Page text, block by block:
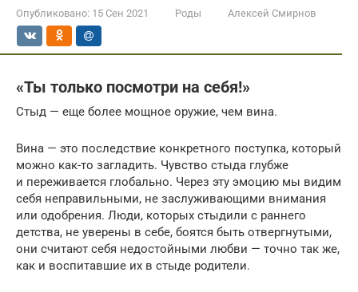
Опубликовано: 15 Сен 2021 Роды Алексей Смирнов
«Ты только посмотри на себя!»
Стыд — еще более мощное оружие, чем вина.
Вина — это последствие конкретного поступка, который
можно как-то загладить. Чувство стыда глубже
и переживается глобально. Через эту эмоцию мы видим
себя неправильными, не заслуживающими внимания
или одобрения. Люди, которых стыдили с раннего
детства, не уверены в себе, боятся быть отвергнутыми,
они считают себя недостойными любви — точно так же,
как и воспитавшие их в стыде родители.